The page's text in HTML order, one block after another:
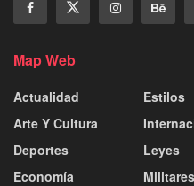
Map Web
Actualidad
Arte Y Cultura
Deportes
Economía
Estilos
Leyes
Militares